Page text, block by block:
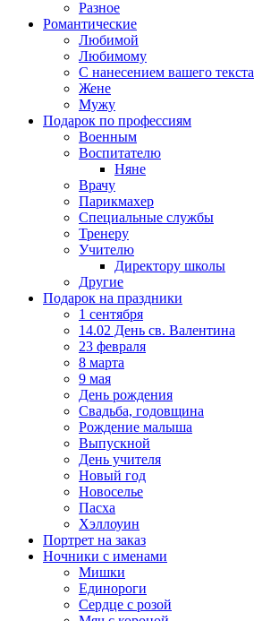
Разное
Романтические
Любимой
Любимому
С нанесением вашего текста
Жене
Мужу
Подарок по профессиям
Военным
Воспитателю
Няне
Врачу
Парикмахер
Специальные службы
Тренеру
Учителю
Директору школы
Другие
Подарок на праздники
1 сентября
14.02 День св. Валентина
23 февраля
8 марта
9 мая
День рождения
Свадьба, годовщина
Рождение малыша
Выпускной
День учителя
Новый год
Новоселье
Пасха
Хэллоуин
Портрет на заказ
Ночники с именами
Мишки
Единороги
Сердце с розой